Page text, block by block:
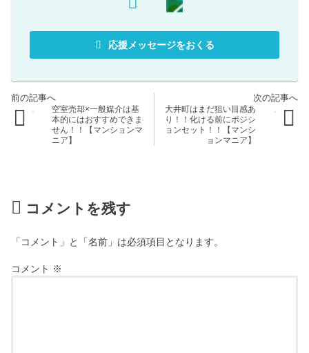
応援メッセージをおくる
空室売却×一般媒介は基
本的にはおすすめできま
せん！！【マンションマ
ニア】
大井町はまだ狙い目感あ
り！！化ける前にポジシ
ョンセット！！【マンシ
ョンマニア】
コメントを残す
「コメント」と「名前」は必須項目となります。
コメント ※